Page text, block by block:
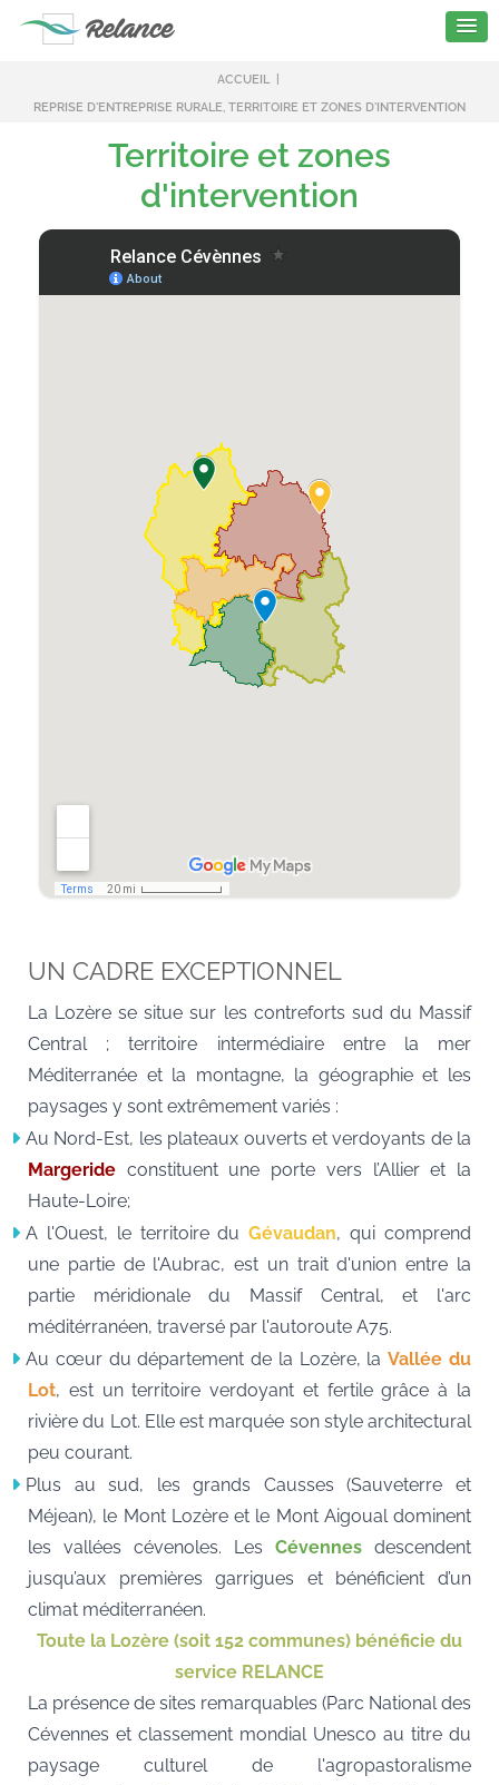
ACCUEIL
REPRISE D'ENTREPRISE RURALE, TERRITOIRE ET ZONES D'INTERVENTION
Territoire et zones
d'intervention
UN CADRE EXCEPTIONNEL
La Lozère se situe sur les contreforts sud du Massif
Central ; territoire intermédiaire entre la mer
Méditerranée et la montagne, la géographie et les
paysages y sont extrêmement variés :
Au Nord-Est, les plateaux ouverts et verdoyants de la
Margeride constituent une porte vers l’Allier et la
Haute-Loire;
A l'Ouest, le territoire duGévaudan, qui comprend
une partie de l'Aubrac, est un trait d'union entre la
partie méridionale du Massif Central, et l'arc
méditérranéen, traversé par l'autoroute A75.
Au cœur du département de la Lozère, laVallée du
Lot, est un territoire verdoyant et fertile grâce à la
rivière du Lot. Elle est marquée son style architectural
peu courant.
Plus au sud, les grands Causses (Sauveterre et
Méjean), le Mont Lozère et le Mont Aigoual dominent
les vallées cévenoles. Les Cévennes descendent
jusqu’aux premières garrigues et bénéficient d’un
climat méditerranéen.
Toute la Lozère (soit 152 communes) bénéficie du
service RELANCE
La présence de sites remarquables (Parc National des
Cévennes et classement mondial Unesco au titre du
paysage culturel de l'agropastoralisme